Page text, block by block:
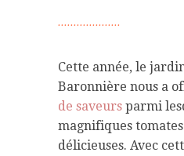
Cette année, le
Baronnière nous a
de saveurs parmi
magnifiques
délicieuses. Avec